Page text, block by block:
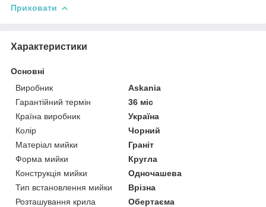
Приховати
Характеристики
Основні
Виробник
Askania
Гарантійний термін
36 міс
Країна виробник
Україна
Колір
Чорний
Матеріал мийки
Граніт
Форма мийки
Кругла
Конструкція мийки
Одночашева
Тип встановлення мийки
Врізна
Розташування крила
Обертаєма